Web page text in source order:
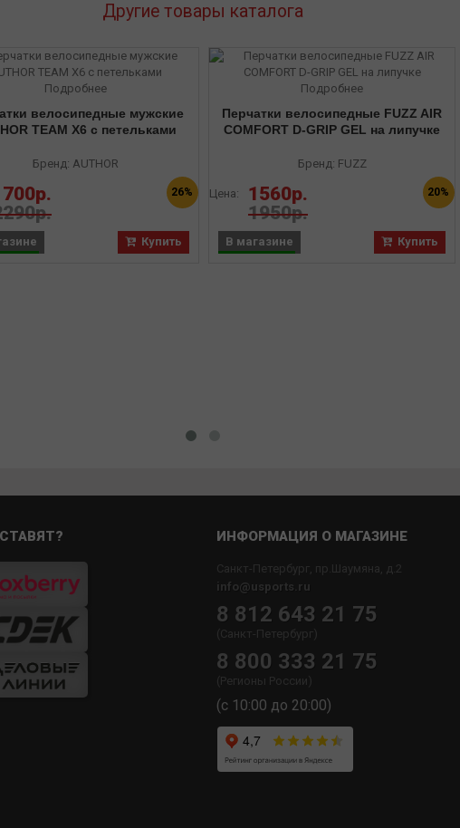
Другие товары каталога
Подробнее
велосипедные мужские
TEAM X6 с петельками
Бренд: AUTHOR
26%
Купить
Подробнее
Перчатки велосипедные FUZZ AIR
COMFORT D-GRIP GEL на липучке
Бренд: FUZZ
Цена:
1560р.
1950р.
20%
Купить
В магазине
ИНФОРМАЦИЯ О МАГАЗИНЕ
Санкт-Петербург, пр.Шаумяна, д.2
info@usports.ru
8 812 643 21 75
(Санкт-Петербург)
8 800 333 21 75
(Регионы России)
(с 10:00 до 20:00)